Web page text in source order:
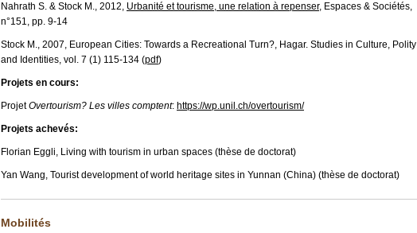
Nahrath S. & Stock M., 2012, Urbanité et tourisme, une relation à repenser, Espaces & Sociétés,
n°151, pp. 9-14
Stock M., 2007, European Cities: Towards a Recreational Turn?, Hagar. Studies in Culture, Polity
and Identities, vol. 7 (1) 115-134 (pdf)
Projets en cours:
ProjetOvertourism? Les villes comptent: https://wp.unil.ch/overtourism/
Projets achevés:
Florian Eggli, Living with tourism in urban spaces (thèse de doctorat)
Yan Wang, Tourist development of world heritage sites in Yunnan (China) (thèse de doctorat)
Mobilités